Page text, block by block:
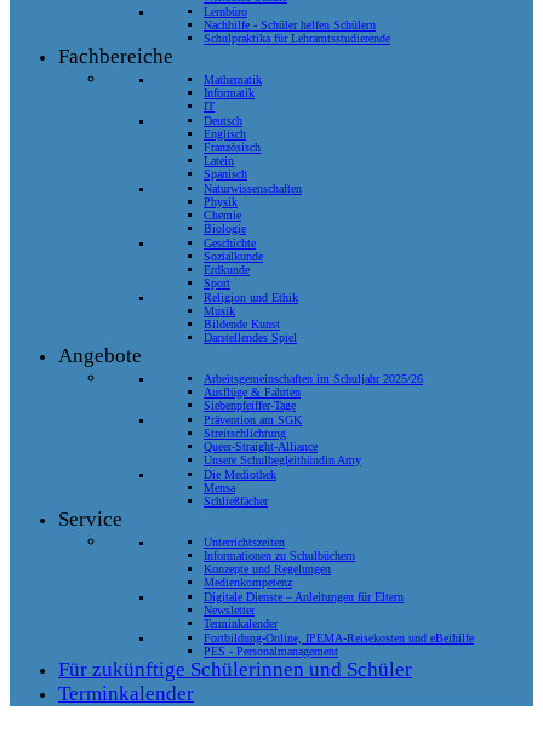
Lernbüro
Nachhilfe - Schüler helfen Schülern
Schulpraktika für Lehramtsstudierende
Fachbereiche
Mathematik
Informatik
IT
Deutsch
Englisch
Französisch
Latein
Spanisch
Naturwissenschaften
Physik
Chemie
Biologie
Geschichte
Sozialkunde
Erdkunde
Sport
Religion und Ethik
Musik
Bildende Kunst
Darstellendes Spiel
Angebote
Arbeitsgemeinschaften im Schuljahr 2025/26
Ausflüge & Fahrten
Siebenpfeiffer-Tage
Prävention am SGK
Streitschlichtung
Queer-Straight-Alliance
Unsere Schulbegleithündin Amy
Die Mediothek
Mensa
Schließfächer
Service
Unterrichtszeiten
Informationen zu Schulbüchern
Konzepte und Regelungen
Medienkompetenz
Digitale Dienste – Anleitungen für Eltern
Newsletter
Terminkalender
Fortbildung-Online, IPEMA-Reisekosten und eBeihilfe
PES - Personalmanagement
Für zukünftige Schülerinnen und Schüler
Terminkalender